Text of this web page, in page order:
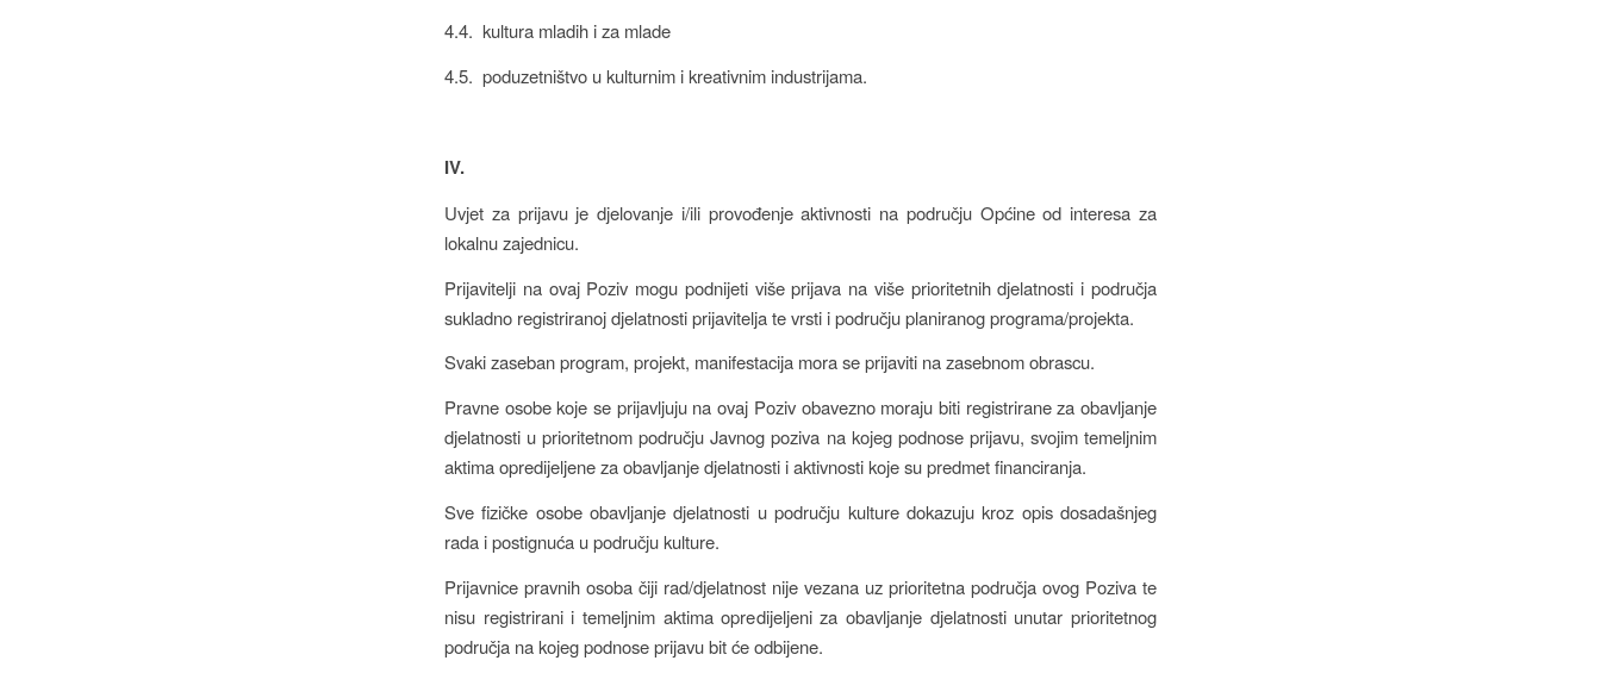
4.4. kultura mladih i za mlade
4.5. poduzetništvo u kulturnim i kreativnim industrijama.
IV.
Uvjet za prijavu je djelovanje i/ili provođenje aktivnosti na području Općine od interesa za
lokalnu zajednicu.
Prijavitelji na ovaj Poziv mogu podnijeti više prijava na više prioritetnih djelatnosti i područja
sukladno registriranoj djelatnosti prijavitelja te vrsti i području planiranog programa/projekta.
Svaki zaseban program, projekt, manifestacija mora se prijaviti na zasebnom obrascu.
Pravne osobe koje se prijavljuju na ovaj Poziv obavezno moraju biti registrirane za obavljanje
djelatnosti u prioritetnom području Javnog poziva na kojeg podnose prijavu, svojim temeljnim
aktima opredijeljene za obavljanje djelatnosti i aktivnosti koje su predmet financiranja.
Sve fizičke osobe obavljanje djelatnosti u području kulture dokazuju kroz opis dosadašnjeg
rada i postignuća u području kulture.
Prijavnice pravnih osoba čiji rad/djelatnost nije vezana uz prioritetna područja ovog Poziva te
nisu registrirani i temeljnim aktima opredijeljeni za obavljanje djelatnosti unutar prioritetnog
područja na kojeg podnose prijavu bit će odbijene.